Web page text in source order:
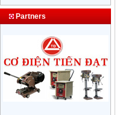
May mai Makita
9553B (100mm)
Price
May mai 180mm
Bosch GWS 2200-180
(2000W)
Price:3438000VND
Partners